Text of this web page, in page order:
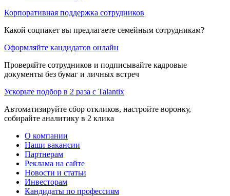
Корпоративная поддержка сотрудников
Какой соцпакет вы предлагаете семейным сотрудникам?
Оформляйте кандидатов онлайн
Проверяйте сотрудников и подписывайте кадровые
документы без бумаг и личных встреч
Ускорьте подбор в 2 раза с Talantix
Автоматизируйте сбор откликов, настройте воронку,
собирайте аналитику в 2 клика
О компании
Наши вакансии
Партнерам
Реклама на сайте
Новости и статьи
Инвесторам
Кандидаты по профессиям